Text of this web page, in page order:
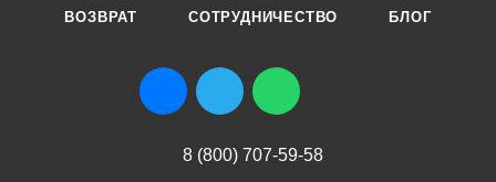
ВОЗВРАТ СОТРУДНИЧЕСТВО БЛОГ
8 (800) 707-59-58